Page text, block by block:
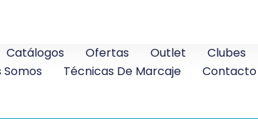
Catálogos Ofertas Outlet
Clubes
Somos
Técnicas De Marcaje Contacto